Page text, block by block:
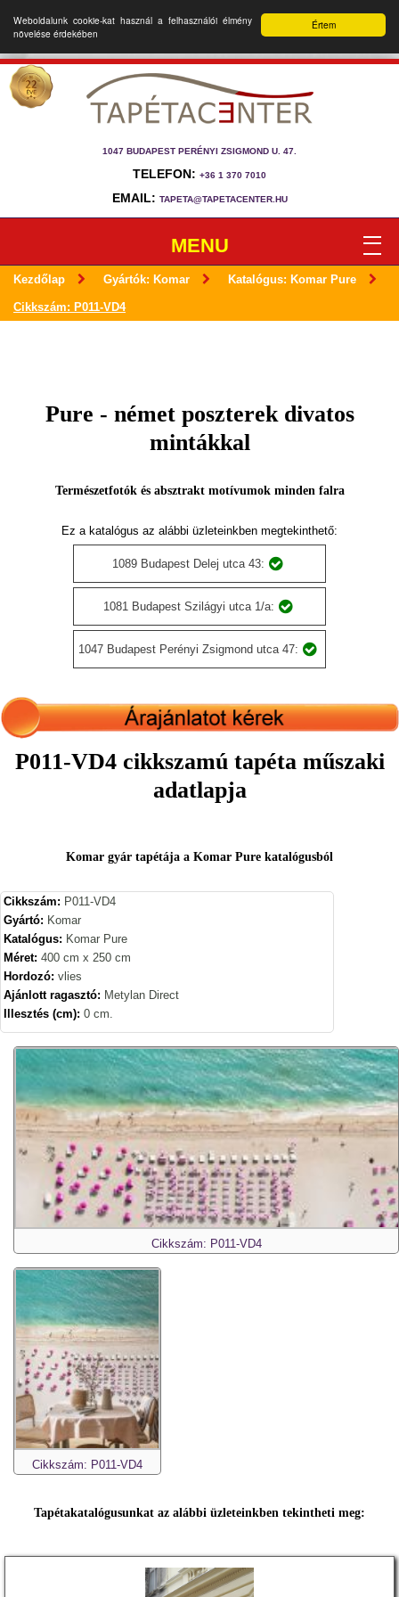
Értem
Weboldalunk cookie-kat használ a felhasználói élmény
növelése érdekében
1047 BUDAPEST PERÉNYI ZSIGMOND U. 47.
TELEFON: +36 1 370 7010
EMAIL: TAPETA@TAPETACENTER.HU
MENU
Kezdőlap Gyártók: Komar Katalógus: Komar Pure
Cikkszám: P011-VD4
Pure - német poszterek divatos
mintákkal
Természetfotók és absztrakt motívumok minden falra
Ez a katalógus az alábbi üzleteinkben megtekinthető:
1089 Budapest Delej utca 43:
1081 Budapest Szilágyi utca 1/a:
1047 Budapest Perényi Zsigmond utca 47:
P011-VD4 cikkszamú tapéta műszaki
adatlapja
Komar gyár tapétája a Komar Pure katalógusból
Cikkszám: P011-VD4
Gyártó: Komar
Katalógus: Komar Pure
Méret: 400 cm x 250 cm
Hordozó: vlies
Ajánlott ragasztó: Metylan Direct
Illesztés (cm): 0 cm.
Cikkszám: P011-VD4
Cikkszám: P011-VD4
Tapétakatalógusunkat az alábbi üzleteinkben tekintheti meg: